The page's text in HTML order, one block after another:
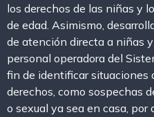
los derechos de las niñas y
de edad. Asimismo,
de atención directa a niñas
personal operadora del
fin de identificar situaciones
derechos, como sospechas
o sexual ya sea en casa, por